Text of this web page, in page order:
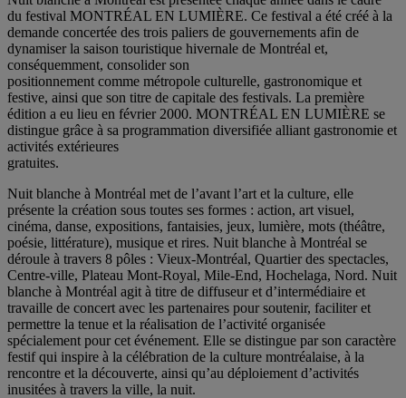
du festival MONTRÉAL EN LUMIÈRE. Ce festival a été créé à la
demande concertée des trois paliers de gouvernements afin de
dynamiser la saison touristique hivernale de Montréal et,
conséquemment, consolider son
positionnement comme métropole culturelle, gastronomique et
festive, ainsi que son titre de capitale des festivals. La première
édition a eu lieu en février 2000. MONTRÉAL EN LUMIÈRE se
distingue grâce à sa programmation diversifiée alliant gastronomie et
activités extérieures
gratuites.
Nuit blanche à Montréal met de l’avant l’art et la culture, elle
présente la création sous toutes ses formes : action, art visuel,
cinéma, danse, expositions, fantaisies, jeux, lumière, mots (théâtre,
poésie, littérature), musique et rires. Nuit blanche à Montréal se
déroule à travers 8 pôles : Vieux-Montréal, Quartier des spectacles,
Centre-ville, Plateau Mont-Royal, Mile-End, Hochelaga, Nord. Nuit
blanche à Montréal agit à titre de diffuseur et d’intermédiaire et
travaille de concert avec les partenaires pour soutenir, faciliter et
permettre la tenue et la réalisation de l’activité organisée
spécialement pour cet événement. Elle se distingue par son caractère
festif qui inspire à la célébration de la culture montréalaise, à la
rencontre et la découverte, ainsi qu’au déploiement d’activités
inusitées à travers la ville, la nuit.